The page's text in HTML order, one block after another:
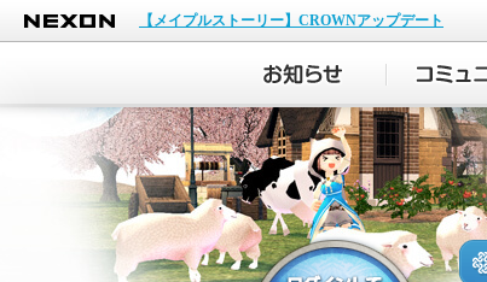
NEXON
【メイプルストーリー】CROWNアップデート